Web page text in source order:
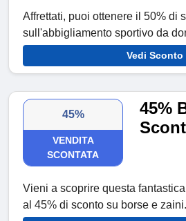
Affrettati, puoi ottenere il 50% di
sull'abbigliamento sportivo da
Vedi Sconto
45%
VENDITA
SCONTATA
45%
Vieni a scoprire questa
al 45% di sconto su borse e zaini.